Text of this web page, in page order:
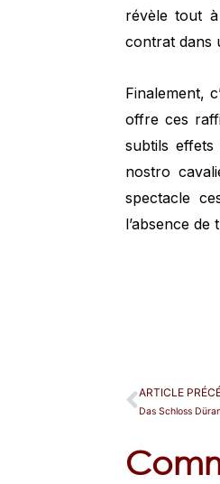
révèle tout
contrat dans
Finalement,
offre ces
subtils effets
nostro
spectacle
l’absence de
ARTICLE
Das Schloss